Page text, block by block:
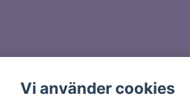
Vi använder cookies